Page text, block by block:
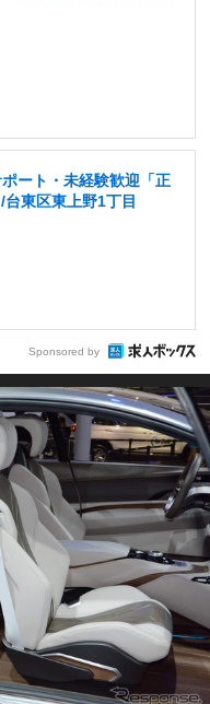
ート・未経験歓迎「正
東区東上野1丁目
Sponsored by